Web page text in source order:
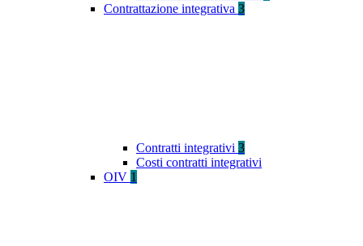
Contrattazione integrativa 3
Contratti integrativi 3
Costi contratti integrativi
OIV 1